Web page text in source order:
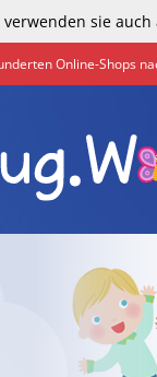
sie
Online-Shops